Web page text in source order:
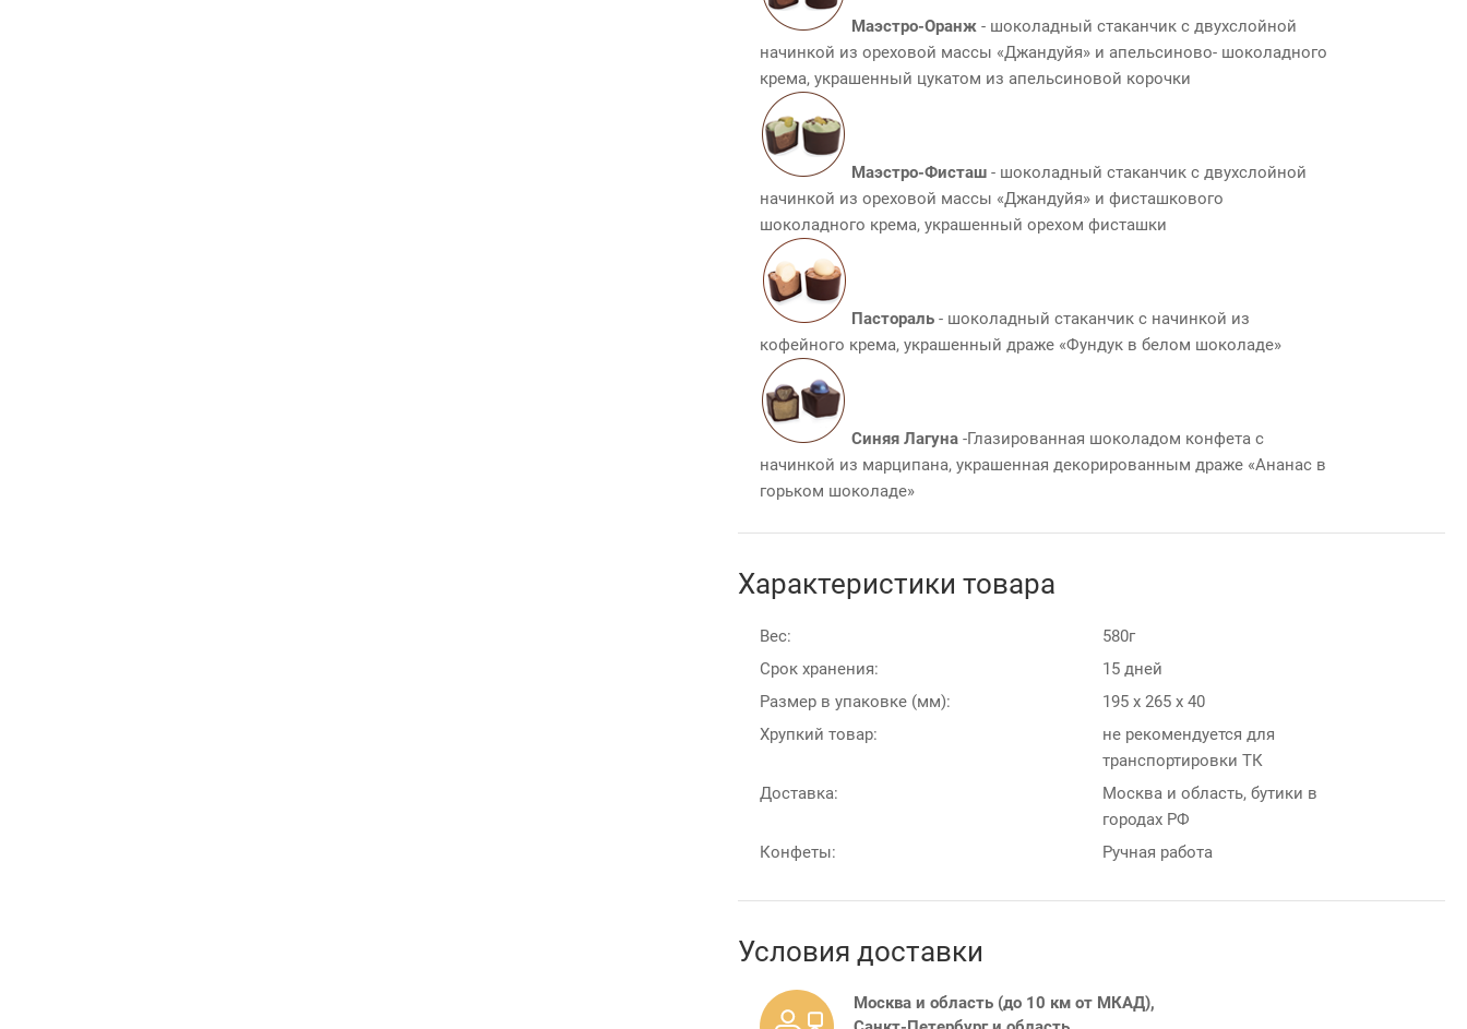
Маэстро-Оранж - шоколадный стаканчик с двухслойной
начинкой из ореховой массы «Джандуйя» и апельсиново- шоколадного
крема, украшенный цукатом из апельсиновой корочки
Маэстро-Фисташ - шоколадный стаканчик с двухслойной
начинкой из ореховой массы «Джандуйя» и фисташкового
шоколадного крема, украшенный орехом фисташки
Пастораль - шоколадный стаканчик с начинкой из
кофейного крема, украшенный драже «Фундук в белом шоколаде»
Синяя Лагуна -Глазированная шоколадом конфета с
начинкой из марципана, украшенная декорированным драже «Ананас в
горьком шоколаде»
Характеристики товара
Вес:
580г
Срок хранения:
15 дней
Размер в упаковке (мм):
195 х 265 х 40
Хрупкий товар:
не рекомендуется для
транспортировки ТК
Доставка:
Москва и область, бутики в
городах РФ
Конфеты:
Ручная работа
Условия доставки
Москва и область (до 10 км от МКАД),